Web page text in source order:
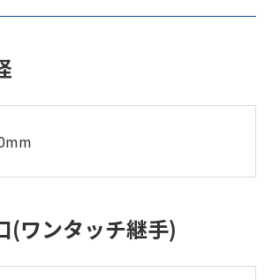
(ワンタッチ継手)